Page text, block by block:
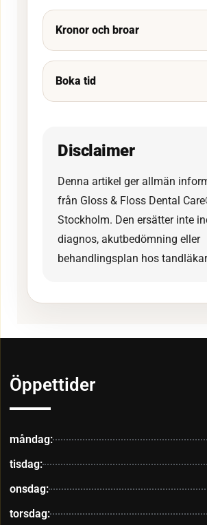
Kronor och broar
Boka tid
Disclaimer
Denna artikel ger allmän
från Gloss & Floss Dental
Stockholm. Den ersätter inte
diagnos, akutbedömning eller
behandlingsplan hos
Öppettider
måndag:
tisdag:
onsdag:
torsdag: